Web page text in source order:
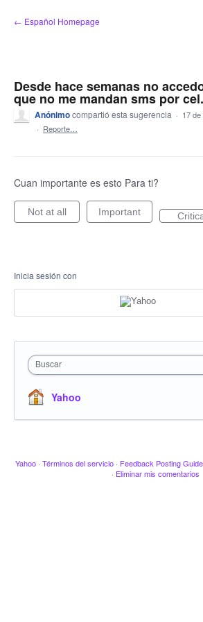
saltar
al
← Español Homepage
Desde hace semanas no
que no me mandan sms por cel.
Anónimocompartió esta sugerencia · 17
· Reporte…
Cuan importante es esto Para ti?
Not at all Important
Inicia sesión con
Buscar
Yahoo
Yahoo · Términos del servicio · Feedback Posting
· Eliminar mis comentarios